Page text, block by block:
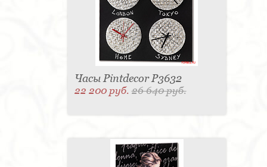
Часы Pintdecor P3632
22 200 руб.26 640 руб.